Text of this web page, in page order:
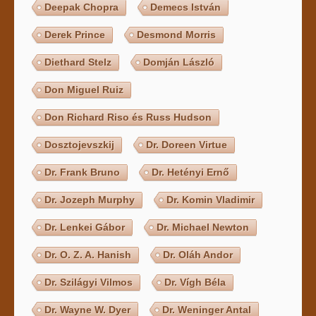
Deepak Chopra Demecs István
Derek Prince Desmond Morris
Diethard Stelz Domján László
Don Miguel Ruiz
Don Richard Riso és Russ Hudson
Dosztojevszkij Dr. Doreen Virtue
Dr. Frank Bruno Dr. Hetényi Ernő
Dr. Jozeph Murphy Dr. Komin Vladimir
Dr. Lenkei Gábor Dr. Michael Newton
Dr. O. Z. A. Hanish Dr. Oláh Andor
Dr. Szilágyi Vilmos Dr. Vígh Béla
Dr. Wayne W. Dyer Dr. Weninger Antal